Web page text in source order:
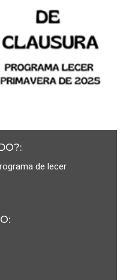
:
de lecer
: